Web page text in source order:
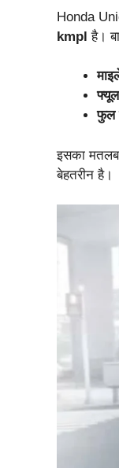
Honda
kmpl है।
फुल
इसका
बेहतरीन है।